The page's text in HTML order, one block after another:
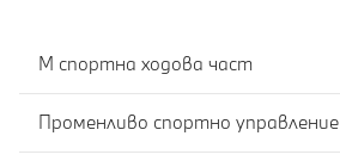
M спортна ходова част
Променливо спортно управление